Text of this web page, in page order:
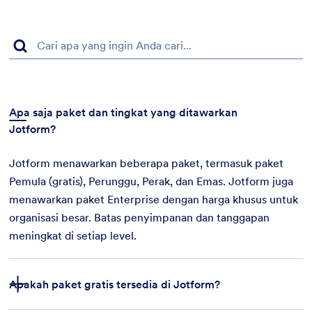
Apa saja paket dan tingkat yang ditawarkan
Jotform?
Jotform menawarkan beberapa paket, termasuk paket
Pemula (gratis), Perunggu, Perak, dan Emas. Jotform juga
menawarkan paket Enterprise dengan harga khusus untuk
organisasi besar. Batas penyimpanan dan tanggapan
meningkat di setiap level.
Apakah paket gratis tersedia di Jotform?